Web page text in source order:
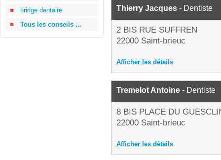
bridge dentaire
Tous les conseils ...
Thierry Jacques - Dentiste
2 BIS RUE SUFFREN
22000 Saint-brieuc
Afficher les détails
Tremelot Antoine - Dentiste
8 BIS PLACE DU
22000 Saint-brieuc
Afficher les détails